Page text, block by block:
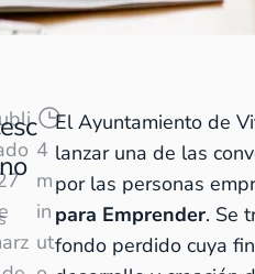
4
m
in
ut
El Ayuntamiento de
lanzar una de las
por las personas
para Emprender. Se
fondo perdido cuya